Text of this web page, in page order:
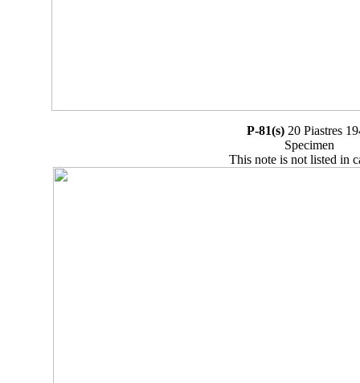
P-81(s) 20 Piastres
Specimen
This note is not listed in